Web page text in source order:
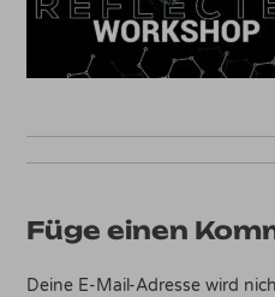
Füge einen
Deine E-Mail-Adresse wird